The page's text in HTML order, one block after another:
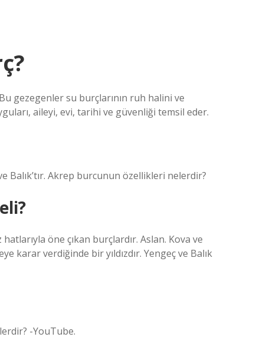
gezegenler su burçlarının ruh halini ve
aileyi, evi, tarihi ve güvenliği temsil eder.
Akrep burcunun özellikleri nelerdir?
öne çıkan burçlardır. Aslan. Kova ve
karar verdiğinde bir yıldızdır. Yengeç ve Balık
-YouTube.